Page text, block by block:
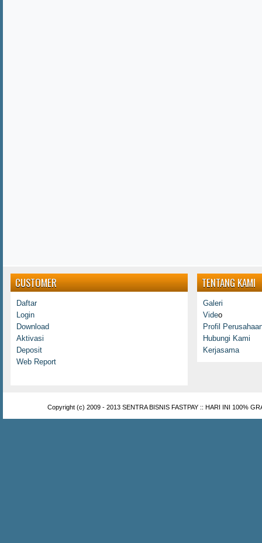
CUSTOMER
Daftar
Login
Download
Aktivasi
Deposit
Web Report
TENTANG KAMI
Galeri
Video
Profil
Hubungi Kami
Kerjasama
Copyright (c) 2009 - 2013 SENTRA BISNIS FASTPAY :: HARI INI 100%